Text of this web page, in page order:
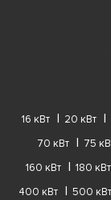
16 кВт 20 кВт
70 кВт
75
160 кВт
180 кВт
400 кВт
500 кВт